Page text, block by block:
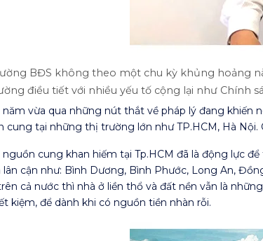
BĐS không theo một chu kỳ khủng hoảng
điều tiết với nhiều yếu tố cộng lại như Chính
năm vừa qua những nút thắt về pháp lý đang
cung tại những thị trường lớn như TP.HCM, Hà
nguồn cung khan hiếm tại Tp.HCM đã là động lực
cận như: Bình Dương, Bình Phước, Long An,
cả nước thì nhà ở liền thổ và đất nền vẫn là
kiệm, để dành khi có nguồn tiền nhàn rỗi.